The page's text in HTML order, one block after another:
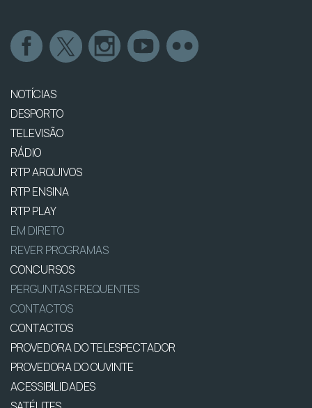
NOTÍCIAS
DESPORTO
TELEVISÃO
RÁDIO
RTP ARQUIVOS
RTP ENSINA
RTP PLAY
EM DIRETO
REVER PROGRAMAS
CONCURSOS
PERGUNTAS FREQUENTES
CONTACTOS
CONTACTOS
PROVEDORA DO TELESPECTADOR
PROVEDORA DO OUVINTE
ACESSIBILIDADES